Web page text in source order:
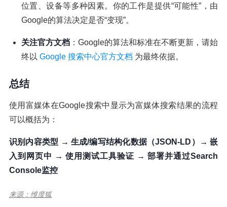
位置、设备等多种因素。你的工作是提供“可能性”，由
Google的算法决定是否“变现”。
关注官方文档 ：Google的算法和标准在不断更新，请始
终以 Google 搜索中心官方文档 为最终依据。
总结
使用富媒体在Google搜索中显示为富媒体搜索结果的流程
可以概括为：
识别内容类型 → 生成/编写结构化数据（JSON-LD）→ 嵌
入到网页中 → 使用测试工具验证 → 部署并通过Search
Console监控
来源：维度狐